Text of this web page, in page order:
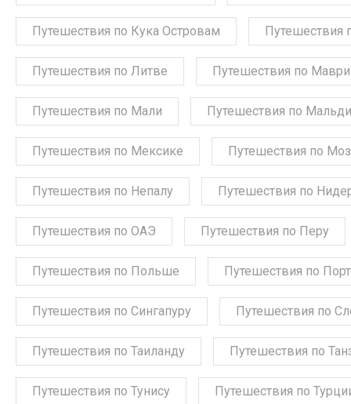
Путешествия по Кука Островам Путешествия
Путешествия по Литве Путешествия по
Путешествия по Мали Путешествия по
Путешествия по Мексике Путешествия по
Путешествия по Непалу Путешествия по
Путешествия по ОАЭ Путешествия по Перу
Путешествия по Польше Путешествия по
Путешествия по Сингапуру Путешествия по
Путешествия по Таиланду Путешествия по
Путешествия по Тунису Путешествия по